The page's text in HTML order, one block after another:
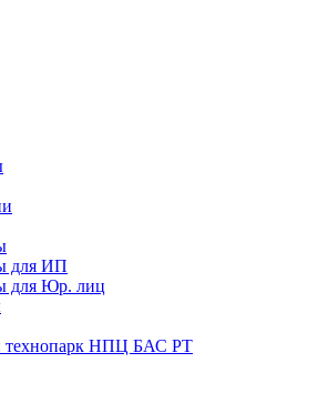
для ИП
для Юр. лиц
НПЦ БАС РТ